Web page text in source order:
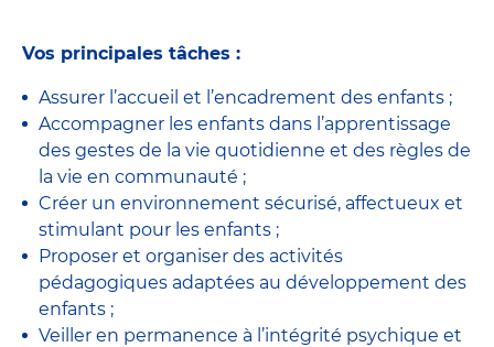
Vos principales tâches :
Assurer l’accueil et l’encadrement des enfants ;
Accompagner les enfants dans l’apprentissage
des gestes de la vie quotidienne et des règles de
la vie en communauté ;
Créer un environnement sécurisé, affectueux et
stimulant pour les enfants ;
Proposer et organiser des activités
pédagogiques adaptées au développement des
enfants ;
Veiller en permanence à l’intégrité psychique et